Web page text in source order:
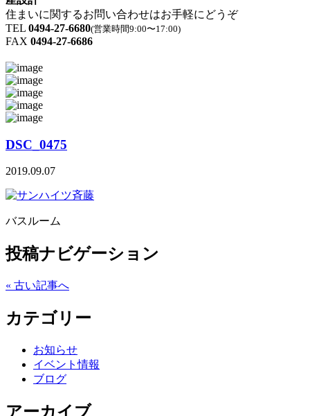
住まいに関するお問い合わせはお手軽にどうぞ
TEL 0494-27-6680(営業時間9:00〜17:00)
FAX 0494-27-6686
DSC_0475
2019.09.07
バスルーム
投稿ナビゲーション
« 古い記事へ
カテゴリー
お知らせ
イベント情報
ブログ
アーカイブ